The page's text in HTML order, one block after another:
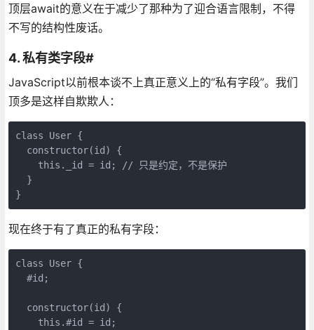
顶层await的意义在于减少了那种为了迎合语言限制，不得
不写的结构性废话。
4. 私有类字段#
JavaScript以前根本谈不上真正意义上的“私有字段”。我们
顶多是这样自欺欺人：
class User {
  constructor(id) {
    this._id = id; // 只是约定，不是保护
  }
}
现在终于有了真正的私有字段：
class User {
  #id;
  constructor(id) {
    this.#id = id;